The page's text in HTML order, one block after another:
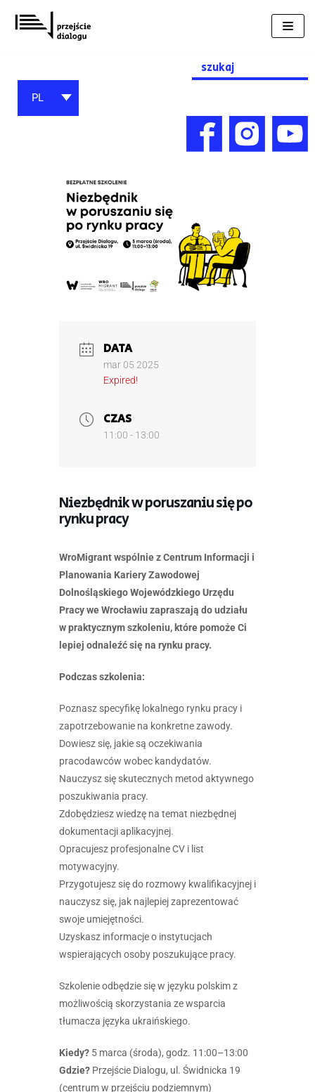
Przejdź
do
Search
for:
PL
DATA
mar 05 2025
Expired!
CZAS
11:00 - 13:00
Niezbędnik w poruszaniu się po
rynku pracy
WroMigrant wspólnie z Centrum Informacji i
Planowania Kariery Zawodowej
Dolnośląskiego Wojewódzkiego Urzędu
Pracy we Wrocławiu zapraszają do udziału
w praktycznym szkoleniu, które pomoże Ci
lepiej odnaleźć się na rynku pracy.
Podczas szkolenia:
Poznasz specyfikę lokalnego rynku pracy i
zapotrzebowanie na konkretne zawody.
Dowiesz się, jakie są oczekiwania
pracodawców wobec kandydatów.
Nauczysz się skutecznych metod aktywnego
poszukiwania pracy.
Zdobędziesz wiedzę na temat niezbędnej
dokumentacji aplikacyjnej.
Opracujesz profesjonalne CV i list
motywacyjny.
Przygotujesz się do rozmowy kwalifikacyjnej i
nauczysz się, jak najlepiej zaprezentować
swoje umiejętności.
Uzyskasz informacje o instytucjach
wspierających osoby poszukujące pracy.
Szkolenie odbędzie się w języku polskim z
możliwością skorzystania ze wsparcia
tłumacza języka ukraińskiego.
Kiedy? 5 marca (środa), godz. 11:00–13:00
Gdzie? Przejście Dialogu, ul. Świdnicka 19
(centrum w przejściu podziemnym)